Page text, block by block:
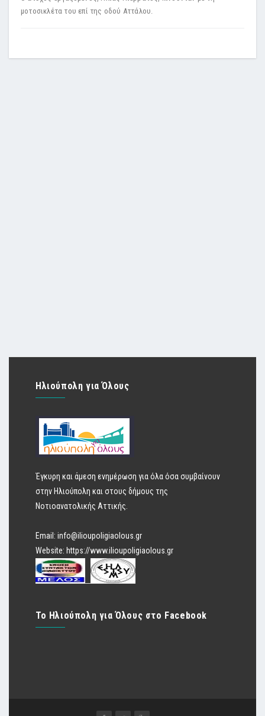
μοτοσικλέτα του επί της οδού Αττάλου.
Ηλιούπολη για Όλους
Έγκυρη και άμεση ενημέρωση για όλα όσα συμβαίνουν
στην Ηλιούπολη και στους δήμους της
Νοτιοανατολικής Αττικής.
Email: info@ilioupoligiaolous.gr
Website: https://www.ilioupoligiaolous.gr
Το Ηλιούπολη για Όλους στο Facebook